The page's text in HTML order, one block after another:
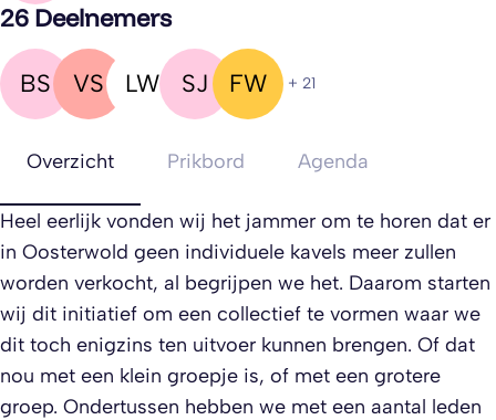
26 Deelnemers
BS VS LW SJ FW + 21
Overzicht Prikbord Agenda
Heel eerlijk vonden wij het jammer om te horen dat er
in Oosterwold geen individuele kavels meer zullen
worden verkocht, al begrijpen we het. Daarom starten
wij dit initiatief om een collectief te vormen waar we
dit toch enigzins ten uitvoer kunnen brengen. Of dat
nou met een klein groepje is, of met een grotere
groep. Ondertussen hebben we met een aantal leden